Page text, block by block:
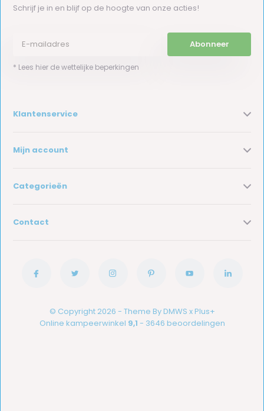
Schrijf je in en blijf op de hoogte van onze acties!
Abonneer
* Lees hier de wettelijke beperkingen
Klantenservice
Mijn account
Categorieën
Contact
© Copyright 2026 - Theme By DMWS x Plus+
Online kampeerwinkel 9,1 - 3646 beoordelingen